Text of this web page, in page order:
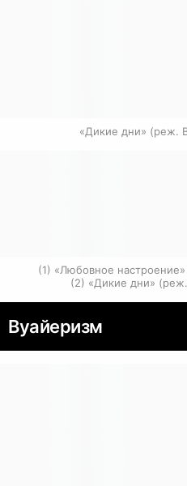
«Дикие дни» (реж.
(1) «Любовное
(2) «Дикие дни»
Вуайеризм